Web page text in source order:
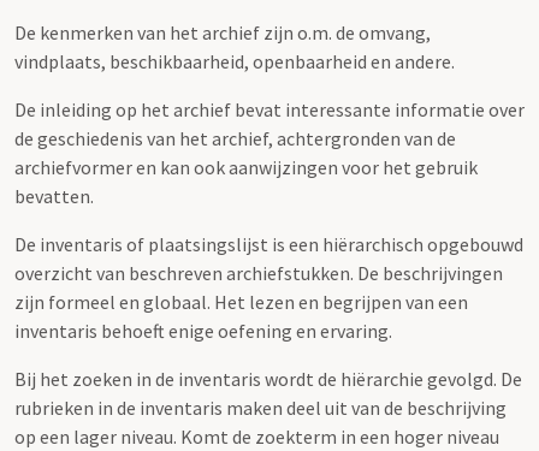
De kenmerken van het archief zijn o.m. de omvang,
vindplaats, beschikbaarheid, openbaarheid en andere.
De inleiding op het archief bevat interessante informatie over
de geschiedenis van het archief, achtergronden van de
archiefvormer en kan ook aanwijzingen voor het gebruik
bevatten.
De inventaris of plaatsingslijst is een hiërarchisch opgebouwd
overzicht van beschreven archiefstukken. De beschrijvingen
zijn formeel en globaal. Het lezen en begrijpen van een
inventaris behoeft enige oefening en ervaring.
Bij het zoeken in de inventaris wordt de hiërarchie gevolgd. De
rubrieken in de inventaris maken deel uit van de beschrijving
op een lager niveau. Komt de zoekterm in een hoger niveau